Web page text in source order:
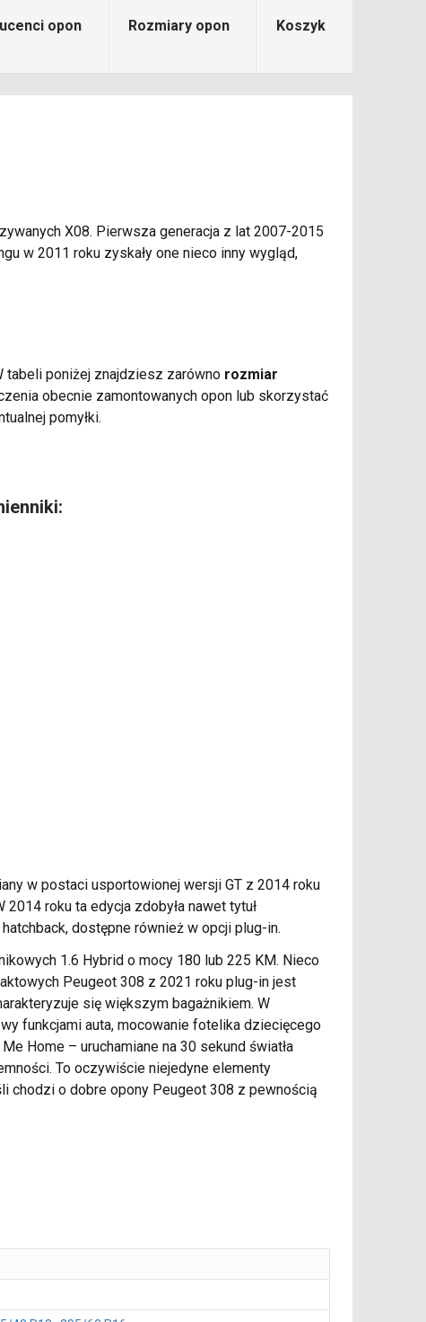
opon Rozmiary opon Koszyk
X08. Pierwsza generacja z lat 2007-2015
w 2011 roku zyskały one nieco inny wygląd,
tabeli poniżej znajdziesz zarówno rozmiar
obecnie zamontowanych opon lub skorzystać
pomyłki.
w postaci usportowionej wersji GT z 2014 roku
roku ta edycja zdobyła nawet tytuł
dostępne również w opcji plug-in.
1.6 Hybrid o mocy 180 lub 225 KM. Nieco
Peugeot 308 z 2021 roku plug-in jest
się większym bagażnikiem. W
funkcjami auta, mocowanie fotelika dziecięcego
Home – uruchamiane na 30 sekund światła
To oczywiście niejedyne elementy
chodzi o dobre opony Peugeot 308 z pewnością